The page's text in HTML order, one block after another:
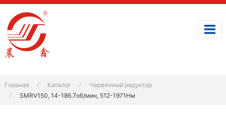
Главная Каталог
Червячный редуктор
SMRV150, 14-186.7об/мин, 512-1971Нм